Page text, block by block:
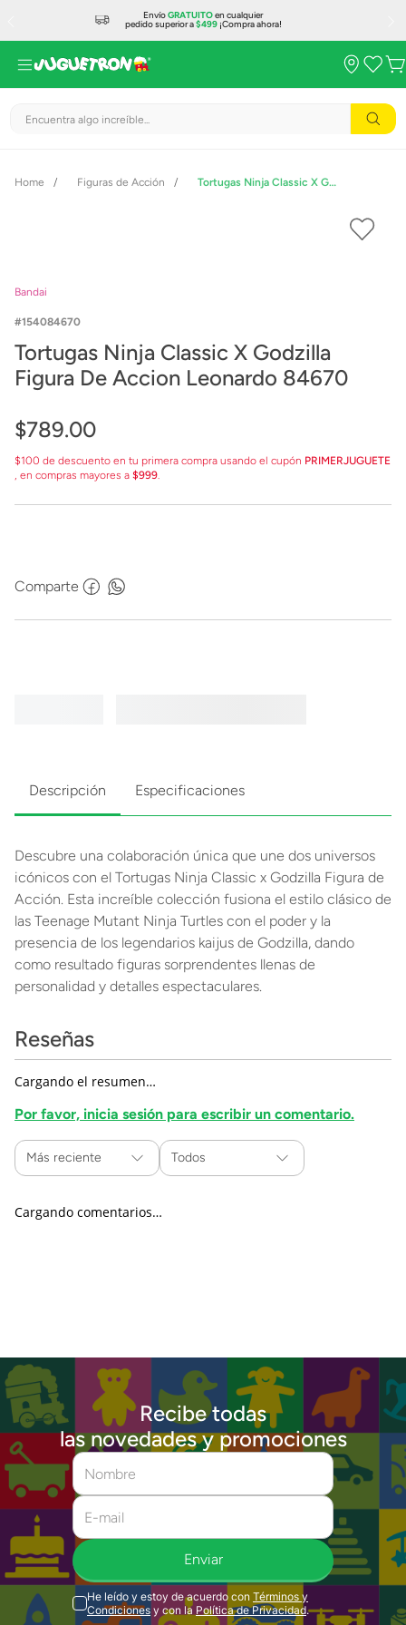
EnvíoGRATUITOen cualquier
pedido superior a$499¡Compra ahora!
Encuentra algo increíble...
Figuras de Acción Tortugas Ninja Classic X Godzilla Figura De Accion Leonardo 84670
Bandai
154084670
Tortugas Ninja Classic X Godzilla
Figura De Accion Leonardo 84670
$789.00
$100 de descuento en tu primera compra usando el cupón PRIMERJUGUETE
, en compras mayores a $999.
Comparte
Descripción Especificaciones
Descubre una colaboración única que une dos universos
icónicos con el Tortugas Ninja Classic x Godzilla Figura de
Acción. Esta increíble colección fusiona el estilo clásico de
las Teenage Mutant Ninja Turtles con el poder y la
presencia de los legendarios kaijus de Godzilla, dando
como resultado figuras sorprendentes llenas de
personalidad y detalles espectaculares.
Reseñas
Cargando el resumen…
Por favor, inicia sesión para escribir un comentario.
Más reciente Todos
Cargando comentarios…
Recibe todas
las novedades y promociones
Enviar
He leído y estoy de acuerdo con Términos y
Condiciones y con la Política de Privacidad.